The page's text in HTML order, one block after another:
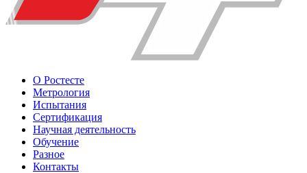
О Ростесте
Метрология
Испытания
Сертификация
Научная деятельность
Обучение
Разное
Контакты